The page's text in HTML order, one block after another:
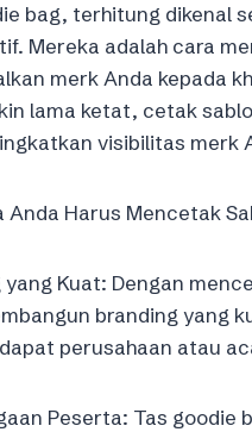
bag, terhitung dikenal
Mereka adalah cara
merk Anda kepada
lama ketat, cetak
visibilitas merk
Anda Harus Mencetak
yang Kuat: Dengan
branding yang
perusahaan atau
Peserta: Tas goodie